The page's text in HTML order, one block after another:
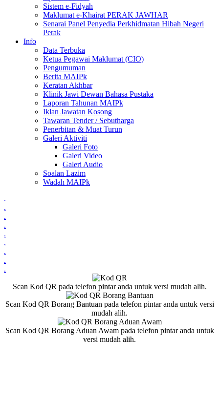
Sistem e-Fidyah
Maklumat e-Khairat PERAK JAWHAR
Senarai Panel Penyedia Perkhidmatan Hibah Negeri
Perak
Info
Data Terbuka
Ketua Pegawai Maklumat (CIO)
Pengumuman
Berita MAIPk
Keratan Akhbar
Klinik Jawi Dewan Bahasa Pustaka
Laporan Tahunan MAIPk
Iklan Jawatan Kosong
Tawaran Tender / Sebutharga
Penerbitan & Muat Turun
Galeri Aktiviti
Galeri Foto
Galeri Video
Galeri Audio
Soalan Lazim
Wadah MAIPk
.
.
.
.
.
.
.
.
.
Scan Kod QR pada telefon pintar anda untuk versi mudah alih.
Scan Kod QR Borang Bantuan pada telefon pintar anda untuk versi
mudah alih.
Scan Kod QR Borang Aduan Awam pada telefon pintar anda untuk
versi mudah alih.